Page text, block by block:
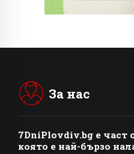
За нас
7DniPlovdiv.bg e част
която е най-бързо